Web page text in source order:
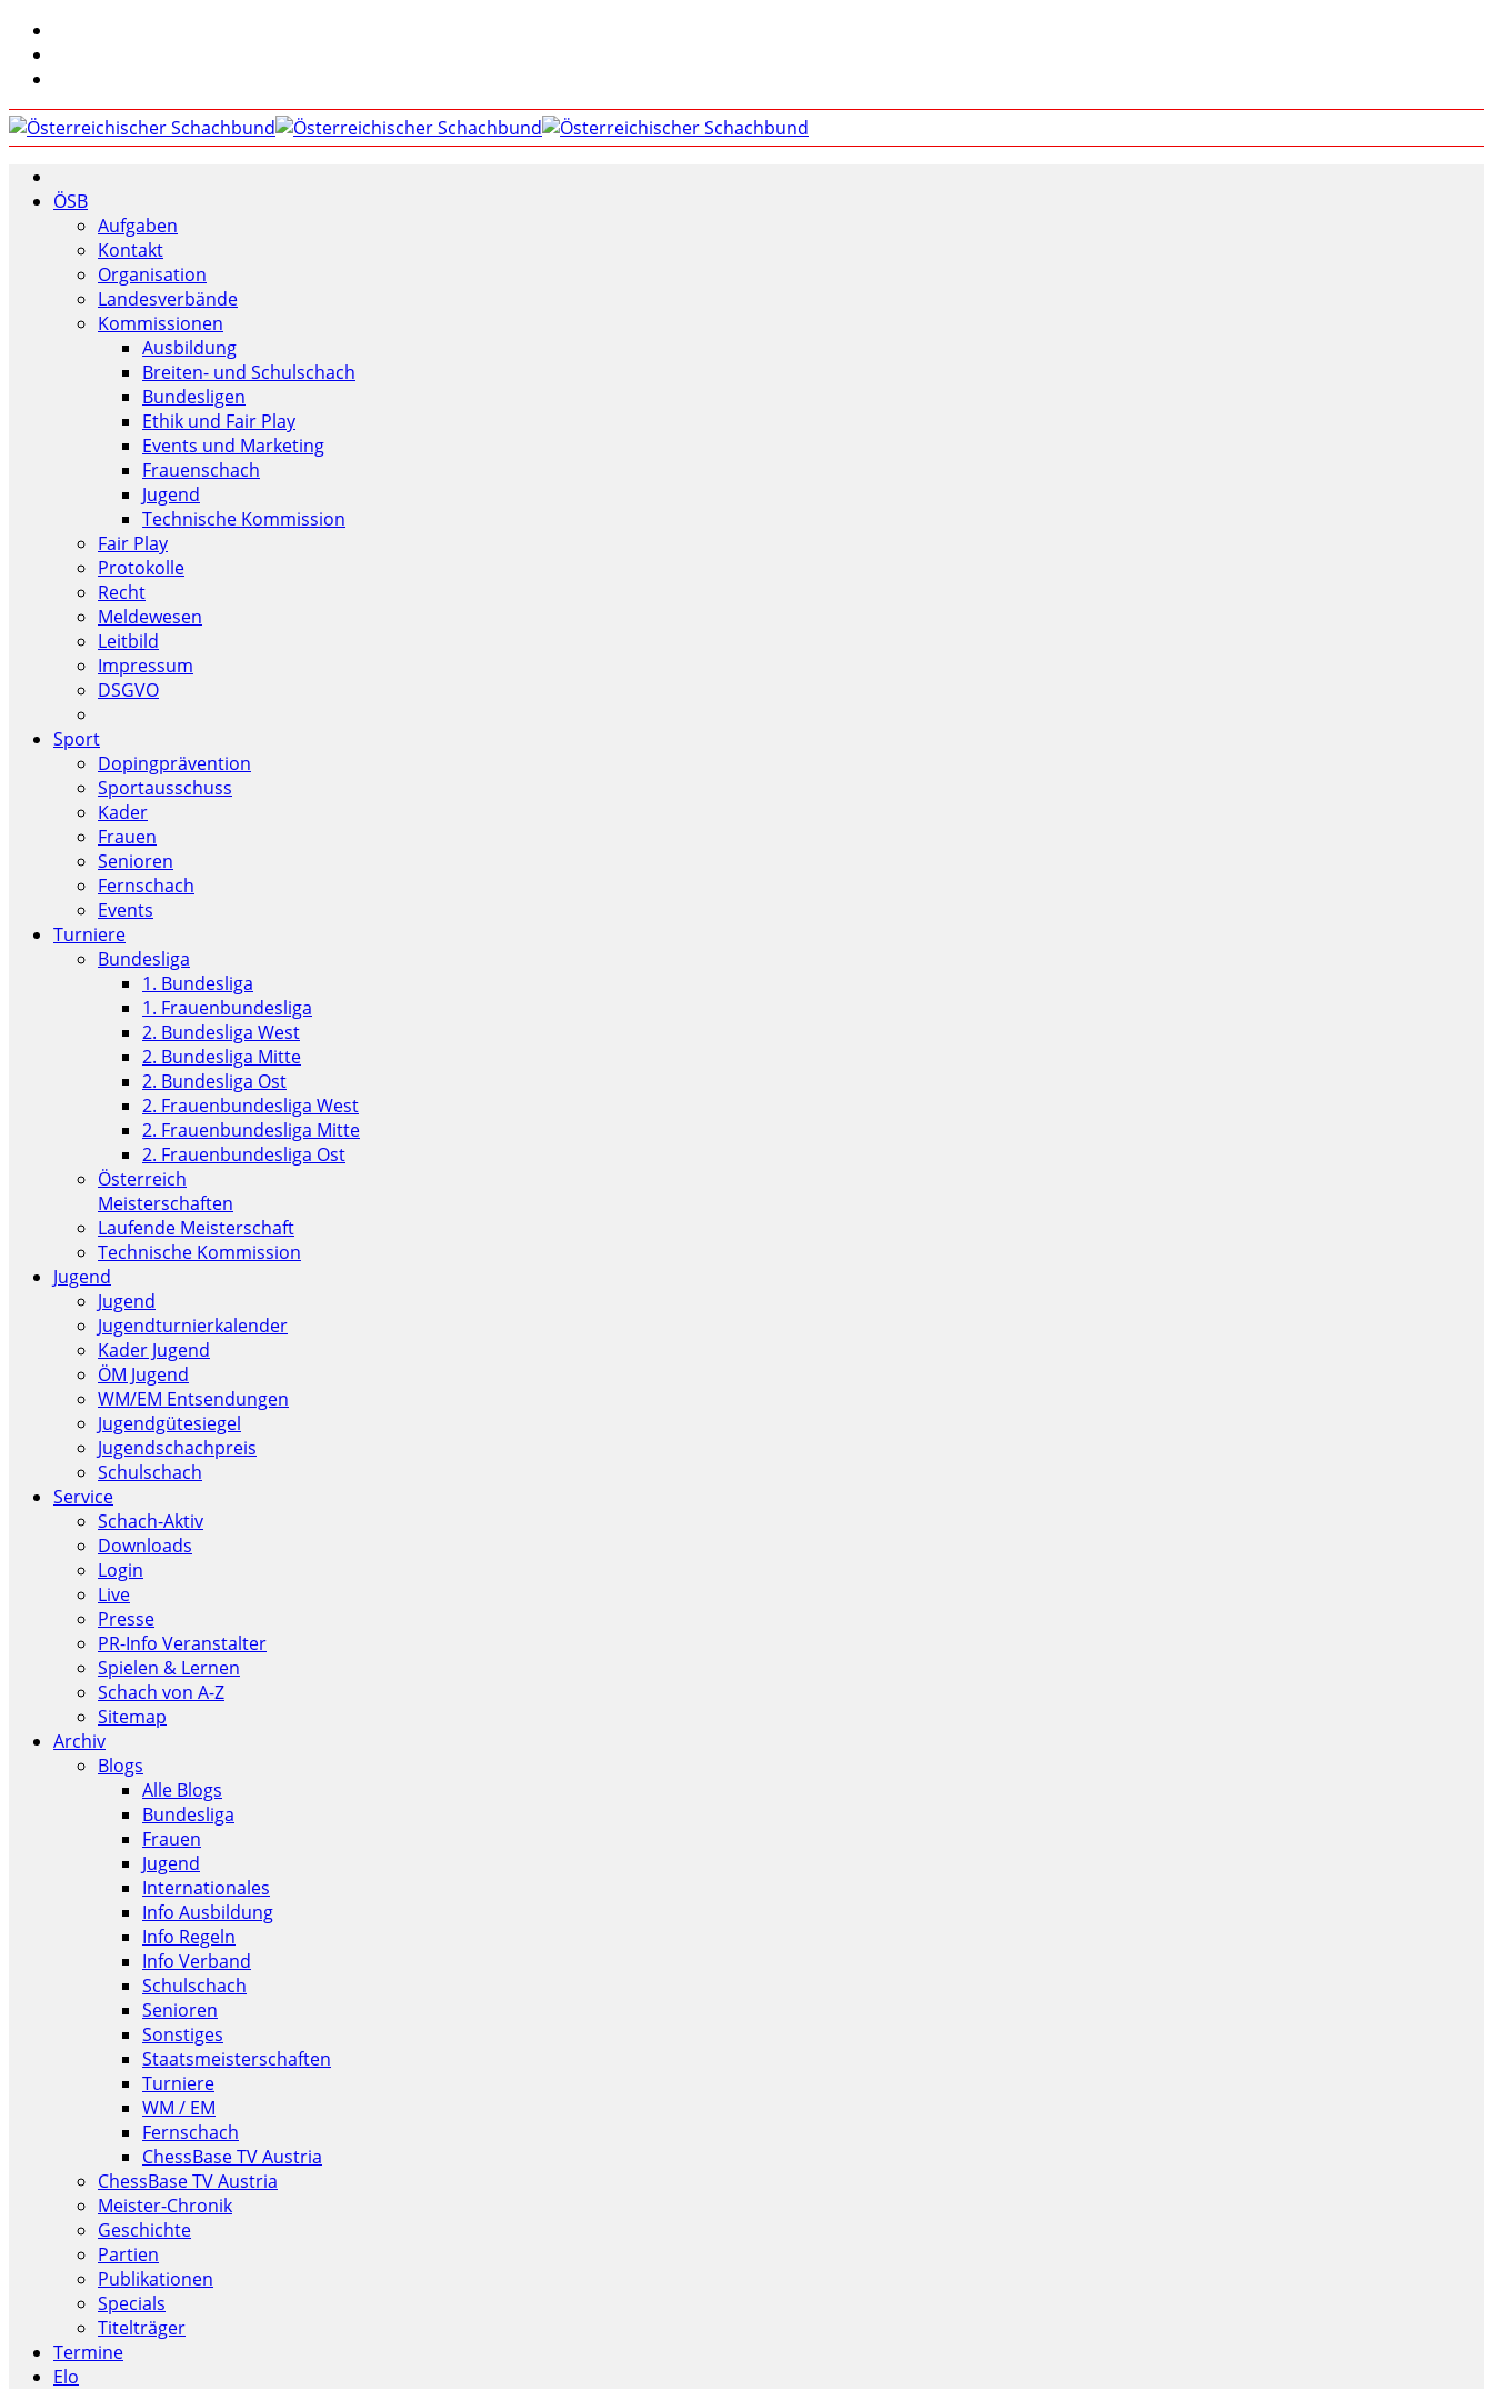
ÖSB
Aufgaben
Kontakt
Organisation
Landesverbände
Kommissionen
Ausbildung
Breiten- und Schulschach
Bundesligen
Ethik und Fair Play
Events und Marketing
Frauenschach
Jugend
Technische Kommission
Fair Play
Protokolle
Recht
Meldewesen
Leitbild
Impressum
DSGVO
Sport
Dopingprävention
Sportausschuss
Kader
Frauen
Senioren
Fernschach
Events
Turniere
Bundesliga
1. Bundesliga
1. Frauenbundesliga
2. Bundesliga West
2. Bundesliga Mitte
2. Bundesliga Ost
2. Frauenbundesliga West
2. Frauenbundesliga Mitte
2. Frauenbundesliga Ost
Österreich
Meisterschaften
Laufende Meisterschaft
Technische Kommission
Jugend
Jugend
Jugendturnierkalender
Kader Jugend
ÖM Jugend
WM/EM Entsendungen
Jugendgütesiegel
Jugendschachpreis
Schulschach
Service
Schach-Aktiv
Downloads
Login
Live
Presse
PR-Info Veranstalter
Spielen & Lernen
Schach von A-Z
Sitemap
Archiv
Blogs
Alle Blogs
Bundesliga
Frauen
Jugend
Internationales
Info Ausbildung
Info Regeln
Info Verband
Schulschach
Senioren
Sonstiges
Staatsmeisterschaften
Turniere
WM / EM
Fernschach
ChessBase TV Austria
ChessBase TV Austria
Meister-Chronik
Geschichte
Partien
Publikationen
Specials
Titelträger
Termine
Elo